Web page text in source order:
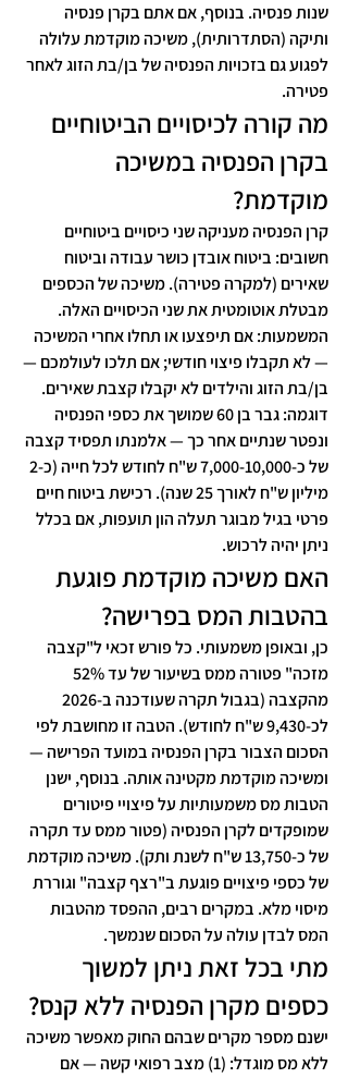
שנות פנסיה. בנוסף, אם אתם בקרן פנסיה
ותיקה (הסתדרותית), משיכה מוקדמת עלולה
לפגוע גם בזכויות הפנסיה של בן/בת הזוג לאחר
פטירה.
מה קורה לכיסויים הביטוחיים
בקרן הפנסיה במשיכה
מוקדמת?
קרן הפנסיה מעניקה שני כיסויים ביטוחיים
חשובים: ביטוח אובדן כושר עבודה וביטוח
שאירים (למקרה פטירה). משיכה של הכספים
מבטלת אוטומטית את שני הכיסויים האלה.
המשמעות: אם תיפצעו או תחלו אחרי המשיכה
— לא תקבלו פיצוי חודשי; אם תלכו לעולמכם —
בן/בת הזוג והילדים לא יקבלו קצבת שאירים.
דוגמה: גבר בן 60 שמושך את כספי הפנסיה
ונפטר שנתיים אחר כך — אלמנתו תפסיד קצבה
מיליון ש"ח לאורך 25 שנה). רכישת ביטוח חיים
פרטי בגיל מבוגר תעלה הון תועפות, אם בכלל
ניתן יהיה לרכוש.
האם משיכה מוקדמת פוגעת
בהטבות המס בפרישה?
כן, ובאופן משמעותי. כל פורש זכאי ל"קצבה
לכ-9,430 ש"ח לחודש). הטבה זו מחושבת לפי
הסכום הצבור בקרן הפנסיה במועד הפרישה —
ומשיכה מוקדמת מקטינה אותה. בנוסף, ישנן
הטבות מס משמעותיות על פיצויי פיטורים
שמופקדים לקרן הפנסיה (פטור ממס עד תקרה
של כ-13,750 ש"ח לשנת ותק). משיכה מוקדמת
של כספי פיצויים פוגעת ב"רצף קצבה" וגוררת
מיסוי מלא. במקרים רבים, ההפסד מהטבות
המס לבדן עולה על הסכום שנמשך.
מתי בכל זאת ניתן למשוך
כספים מקרן הפנסיה ללא קנס?
ישנם מספר מקרים שבהם החוק מאפשר משיכה
ללא מס מוגדל: (1) מצב רפואי קשה — אם